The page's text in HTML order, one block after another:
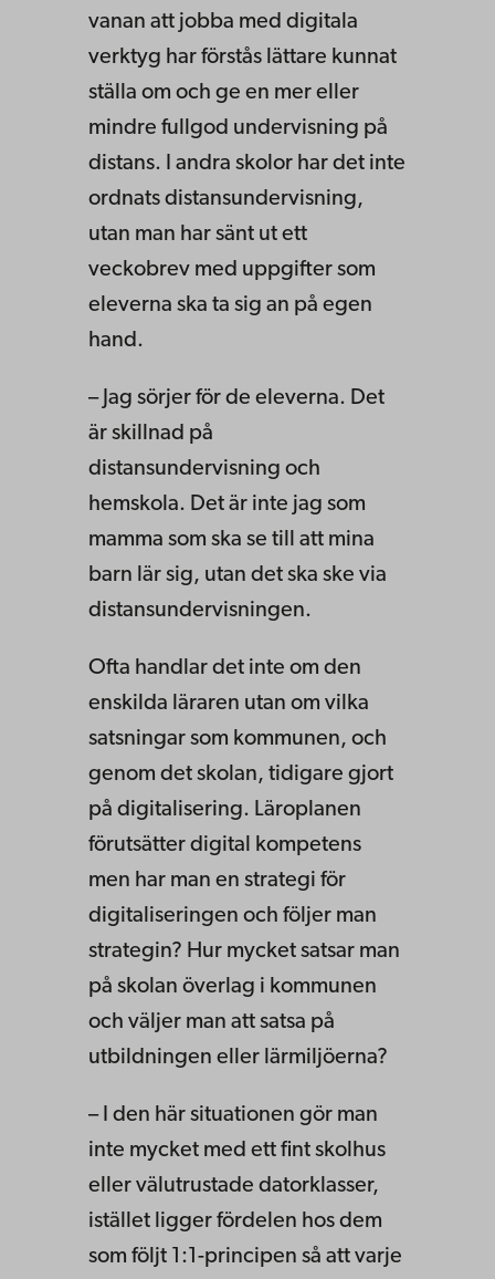
vanan att jobba med digitala
verktyg har förstås lättare kunnat
ställa om och ge en mer eller
mindre fullgod undervisning på
distans. I andra skolor har det inte
ordnats distansundervisning,
utan man har sänt ut ett
veckobrev med uppgifter som
eleverna ska ta sig an på egen
hand.
– Jag sörjer för de eleverna. Det
är skillnad på
distansundervisning och
hemskola. Det är inte jag som
mamma som ska se till att mina
barn lär sig, utan det ska ske via
distansundervisningen.
Ofta handlar det inte om den
enskilda läraren utan om vilka
satsningar som kommunen, och
genom det skolan, tidigare gjort
på digitalisering. Läroplanen
förutsätter digital kompetens
men har man en strategi för
digitaliseringen och följer man
strategin? Hur mycket satsar man
på skolan överlag i kommunen
och väljer man att satsa på
utbildningen eller lärmiljöerna?
– I den här situationen gör man
inte mycket med ett fint skolhus
eller välutrustade datorklasser,
istället ligger fördelen hos dem
som följt 1:1-principen så att varje